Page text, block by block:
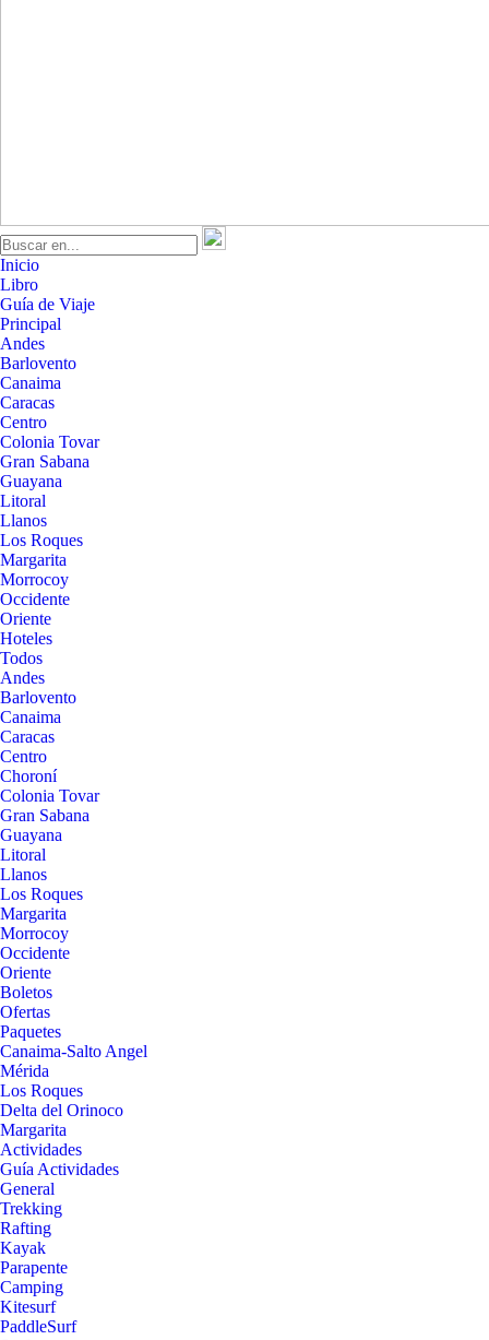
Inicio
Libro
Guía de Viaje
Principal
Andes
Barlovento
Canaima
Caracas
Centro
Colonia Tovar
Gran Sabana
Guayana
Litoral
Llanos
Los Roques
Margarita
Morrocoy
Occidente
Oriente
Hoteles
Todos
Andes
Barlovento
Canaima
Caracas
Centro
Choroní
Colonia Tovar
Gran Sabana
Guayana
Litoral
Llanos
Los Roques
Margarita
Morrocoy
Occidente
Oriente
Boletos
Ofertas
Paquetes
Canaima-Salto Angel
Mérida
Los Roques
Delta del Orinoco
Margarita
Actividades
Guía Actividades
General
Trekking
Rafting
Kayak
Parapente
Camping
Kitesurf
PaddleSurf